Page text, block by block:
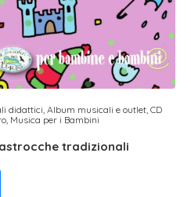
didattici, Album musicali e outlet, CD
, Musica per i Bambini
tradizionali